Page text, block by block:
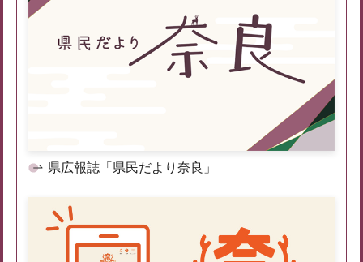
県広報誌「県民だより奈良」